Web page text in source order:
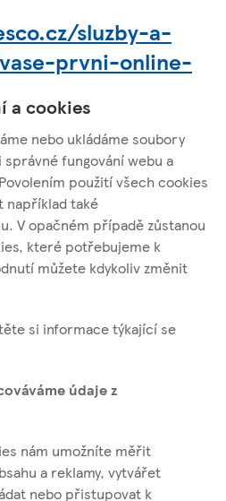
sluzby-a-
prvni-online-
10
a cookies
nebo ukládáme soubory
fungování webu a
použití všech cookies
například také
V opačném případě zůstanou
které potřebujeme k
můžete kdykoliv změnit
si informace týkající se
údaje z
nám umožníte měřit
a reklamy, vytvářet
nebo přistupovat k